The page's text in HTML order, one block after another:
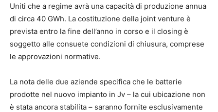
Uniti che a regime avrà una capacità di produzione annua
di circa 40 GWh. La costituzione della joint venture è
prevista entro la fine dell’anno in corso e il closing è
soggetto alle consuete condizioni di chiusura, comprese
le approvazioni normative.
La nota delle due aziende specifica che le batterie
prodotte nel nuovo impianto in Jv – la cui ubicazione non
è stata ancora stabilita – saranno fornite esclusivamente